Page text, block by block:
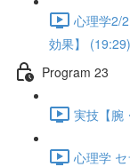
心理学2/
効果】 (19:29)
Program 23
実技【
心理学 セ